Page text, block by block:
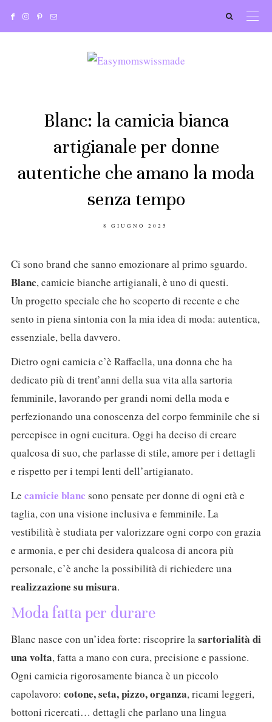
Blanc: la camicia bianca
artigianale per donne
autentiche che amano la moda
senza tempo
POSTED
8 GIUGNO 2025
Ci sono brand che sanno emozionare al primo sguardo.
Blanc, camicie bianche artigianali, è uno di questi.
Un progetto speciale che ho scoperto di recente e che
sento in piena sintonia con la mia idea di moda: autentica,
essenziale, bella davvero.
Dietro ogni camicia c’è Raffaella, una donna che ha
dedicato più di trent’anni della sua vita alla sartoria
femminile, lavorando per grandi nomi della moda e
perfezionando una conoscenza del corpo femminile che si
percepisce in ogni cucitura. Oggi ha deciso di creare
qualcosa di suo, che parlasse di stile, amore per i dettagli
e rispetto per i tempi lenti dell’artigianato.
Le camicie blanc sono pensate per donne di ogni età e
taglia, con una visione inclusiva e femminile. La
vestibilità è studiata per valorizzare ogni corpo con grazia
e armonia, e per chi desidera qualcosa di ancora più
personale, c’è anche la possibilità di richiedere una
realizzazione su misura.
Moda fatta per durare
Blanc nasce con un’idea forte: riscoprire lasartorialità di
una volta, fatta a mano con cura, precisione e passione.
Ogni camicia rigorosamente bianca è un piccolo
capolavoro: cotone, seta, pizzo, organza, ricami leggeri,
bottoni ricercati… dettagli che parlano una lingua